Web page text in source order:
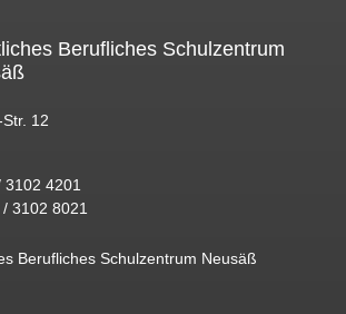
Berufliches Schulzentrum
12
3102 4201
3102 8021
Berufliches Schulzentrum Neusäß